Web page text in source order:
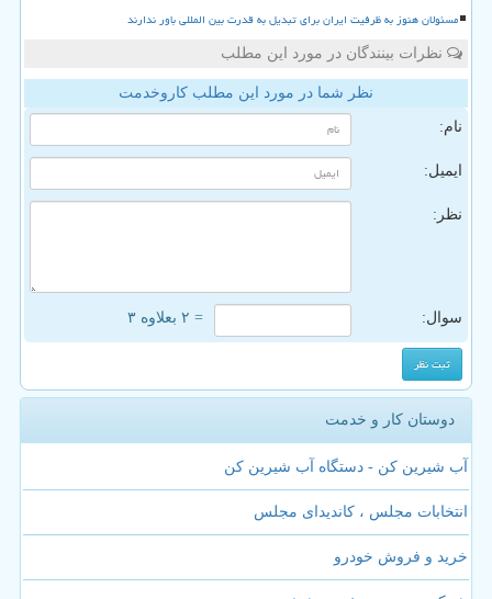
مسئولان هنوز به ظرفیت ایران برای تبدیل به قدرت بین المللی باور ندارند
نظرات بینندگان در مورد این مطلب
نظر شما در مورد این مطلب کاروخدمت
نام:
ایمیل:
نظر:
سوال: = ۲ بعلاوه ۳
دوستان کار و خدمت
آب شیرین کن - دستگاه آب شیرین کن
انتخابات مجلس ، کاندیدای مجلس
خرید و فروش خودرو